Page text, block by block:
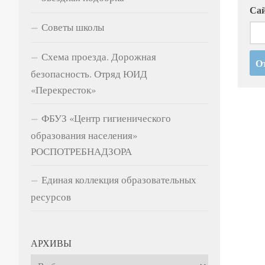
Советы школы
Схема проезда. Дорожная
безопасность. Отряд ЮИД
«Перекресток»
ФБУЗ «Центр гигиенического
образования населения»
РОСПОТРЕБНАДЗОРА
Единая коллекция образовательных
ресурсов
АРХИВЫ
Архивы